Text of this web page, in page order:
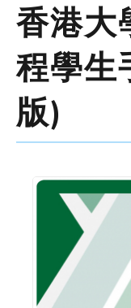
香港大
程學生
版)